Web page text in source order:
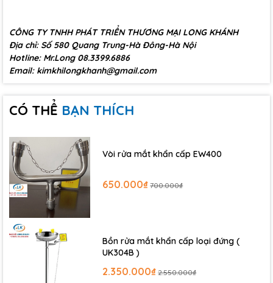
CÔNG TY TNHH PHÁT TRIỂN THƯƠNG MẠI LONG KHÁNH
Địa chỉ: Số 580 Quang Trung-Hà Đông-Hà Nội
Hotline: Mr.Long 08.3399.6886
Email: kimkhilongkhanh@gmail.com
CÓ THỂ BẠN THÍCH
Vòi rửa mắt khẩn cấp EW400
650.000₫ 700.000₫
Bồn rửa mắt khẩn cấp loại đứng (
UK304B )
2.350.000₫ 2.550.000₫